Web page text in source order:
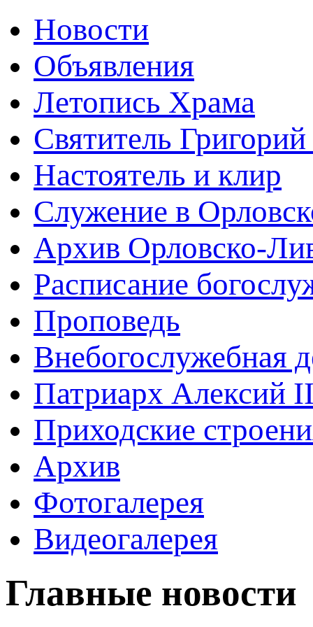
Новости
Объявления
Летопись Храма
Святитель
Настоятель и клир
Служение в
Архив Орловско-
Расписание
Проповедь
Внебогослужебная
Патриарх Алексий
Приходские
Архив
Фотогалерея
Видеогалерея
Главные новости